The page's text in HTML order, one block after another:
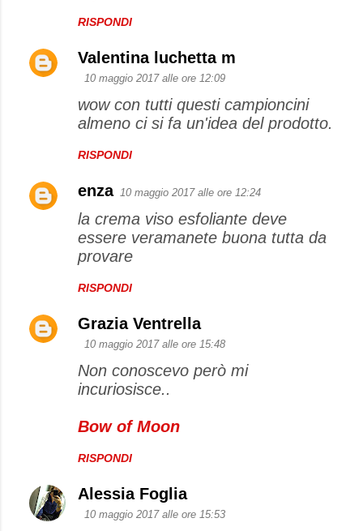
RISPONDI
Valentina luchetta m
10 maggio 2017 alle ore 12:09
wow con tutti questi campioncini
almeno ci si fa un'idea del prodotto.
RISPONDI
enza 10 maggio 2017 alle ore 12:24
la crema viso esfoliante deve
essere veramanete buona tutta da
provare
RISPONDI
Grazia Ventrella
10 maggio 2017 alle ore 15:48
Non conoscevo però mi
incuriosisce..
Bow of Moon
RISPONDI
Alessia Foglia
10 maggio 2017 alle ore 15:53